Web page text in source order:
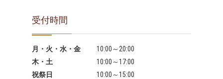
受付時間
月・火・水・金
10:00～20:00
木・土
10:00～17:00
祝祭日
10:00～15:00